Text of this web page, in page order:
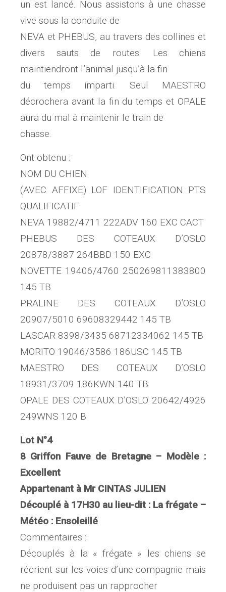
un est lancé. Nous assistons à une chasse
vive sous la conduite de
NEVA et PHEBUS, au travers des collines et
divers sauts de routes. Les chiens
maintiendront l’animal jusqu’à la fin
du temps imparti. Seul MAESTRO
décrochera avant la fin du temps et OPALE
aura du mal à maintenir le train de
chasse.
Ont obtenu :
NOM DU CHIEN
(AVEC AFFIXE) LOF IDENTIFICATION PTS
QUALIFICATIF
NEVA 19882/4711 222ADV 160 EXC CACT
PHEBUS DES COTEAUX D’OSLO
20878/3887 264BBD 150 EXC
NOVETTE 19406/4760 250269811383800
145 TB
PRALINE DES COTEAUX D’OSLO
20907/5010 69608329442 145 TB
LASCAR 8398/3435 68712334062 145 TB
MORITO 19046/3586 186USC 145 TB
MAESTRO DES COTEAUX D’OSLO
18931/3709 186KWN 140 TB
OPALE DES COTEAUX D’OSLO 20642/4926
249WNS 120 B
Lot N°4
8 Griffon Fauve de Bretagne – Modèle :
Excellent
Appartenant à Mr CINTAS JULIEN
Découplé à 17H30 au lieu-dit : La frégate –
Météo : Ensoleillé
Commentaires :
Découplés à la « frégate » les chiens se
récrient sur les voies d’une compagnie mais
ne produisent pas un rapprocher